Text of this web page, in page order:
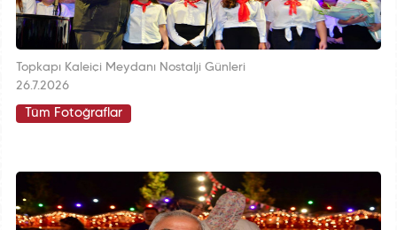
Topkapı Kaleiçi Meydanı Nostalji Günleri
26.7.2026
Tüm Fotoğraflar